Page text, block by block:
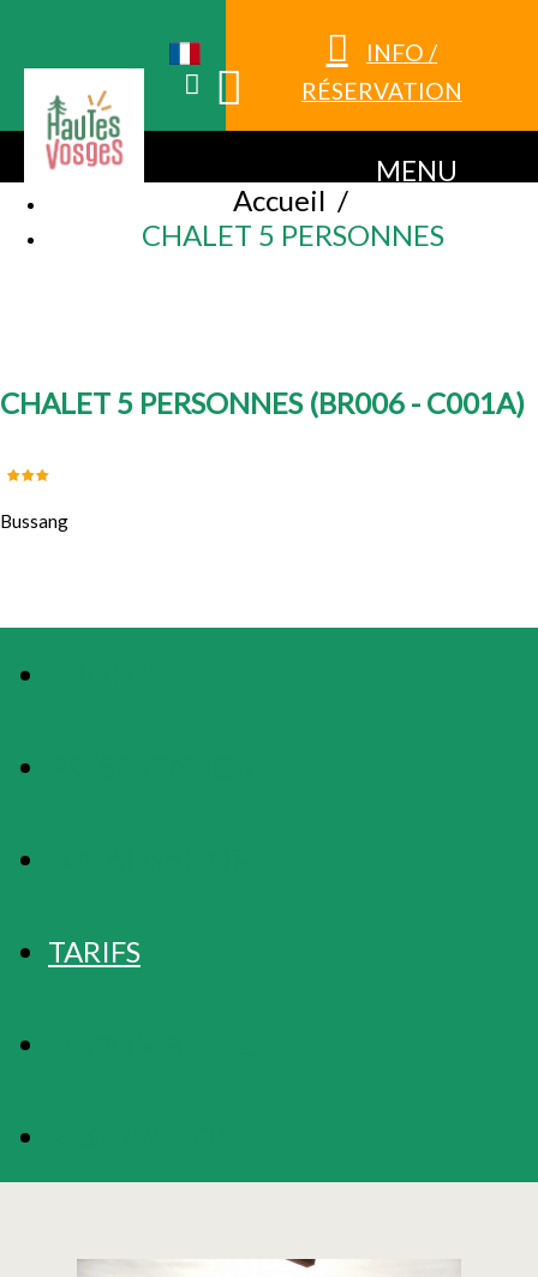
INFO /
RÉSERVATION
MENU
Accueil /
CHALET 5 PERSONNES
CHALET 5 PERSONNES (BR006 - C001A)
Bussang
TARIFS